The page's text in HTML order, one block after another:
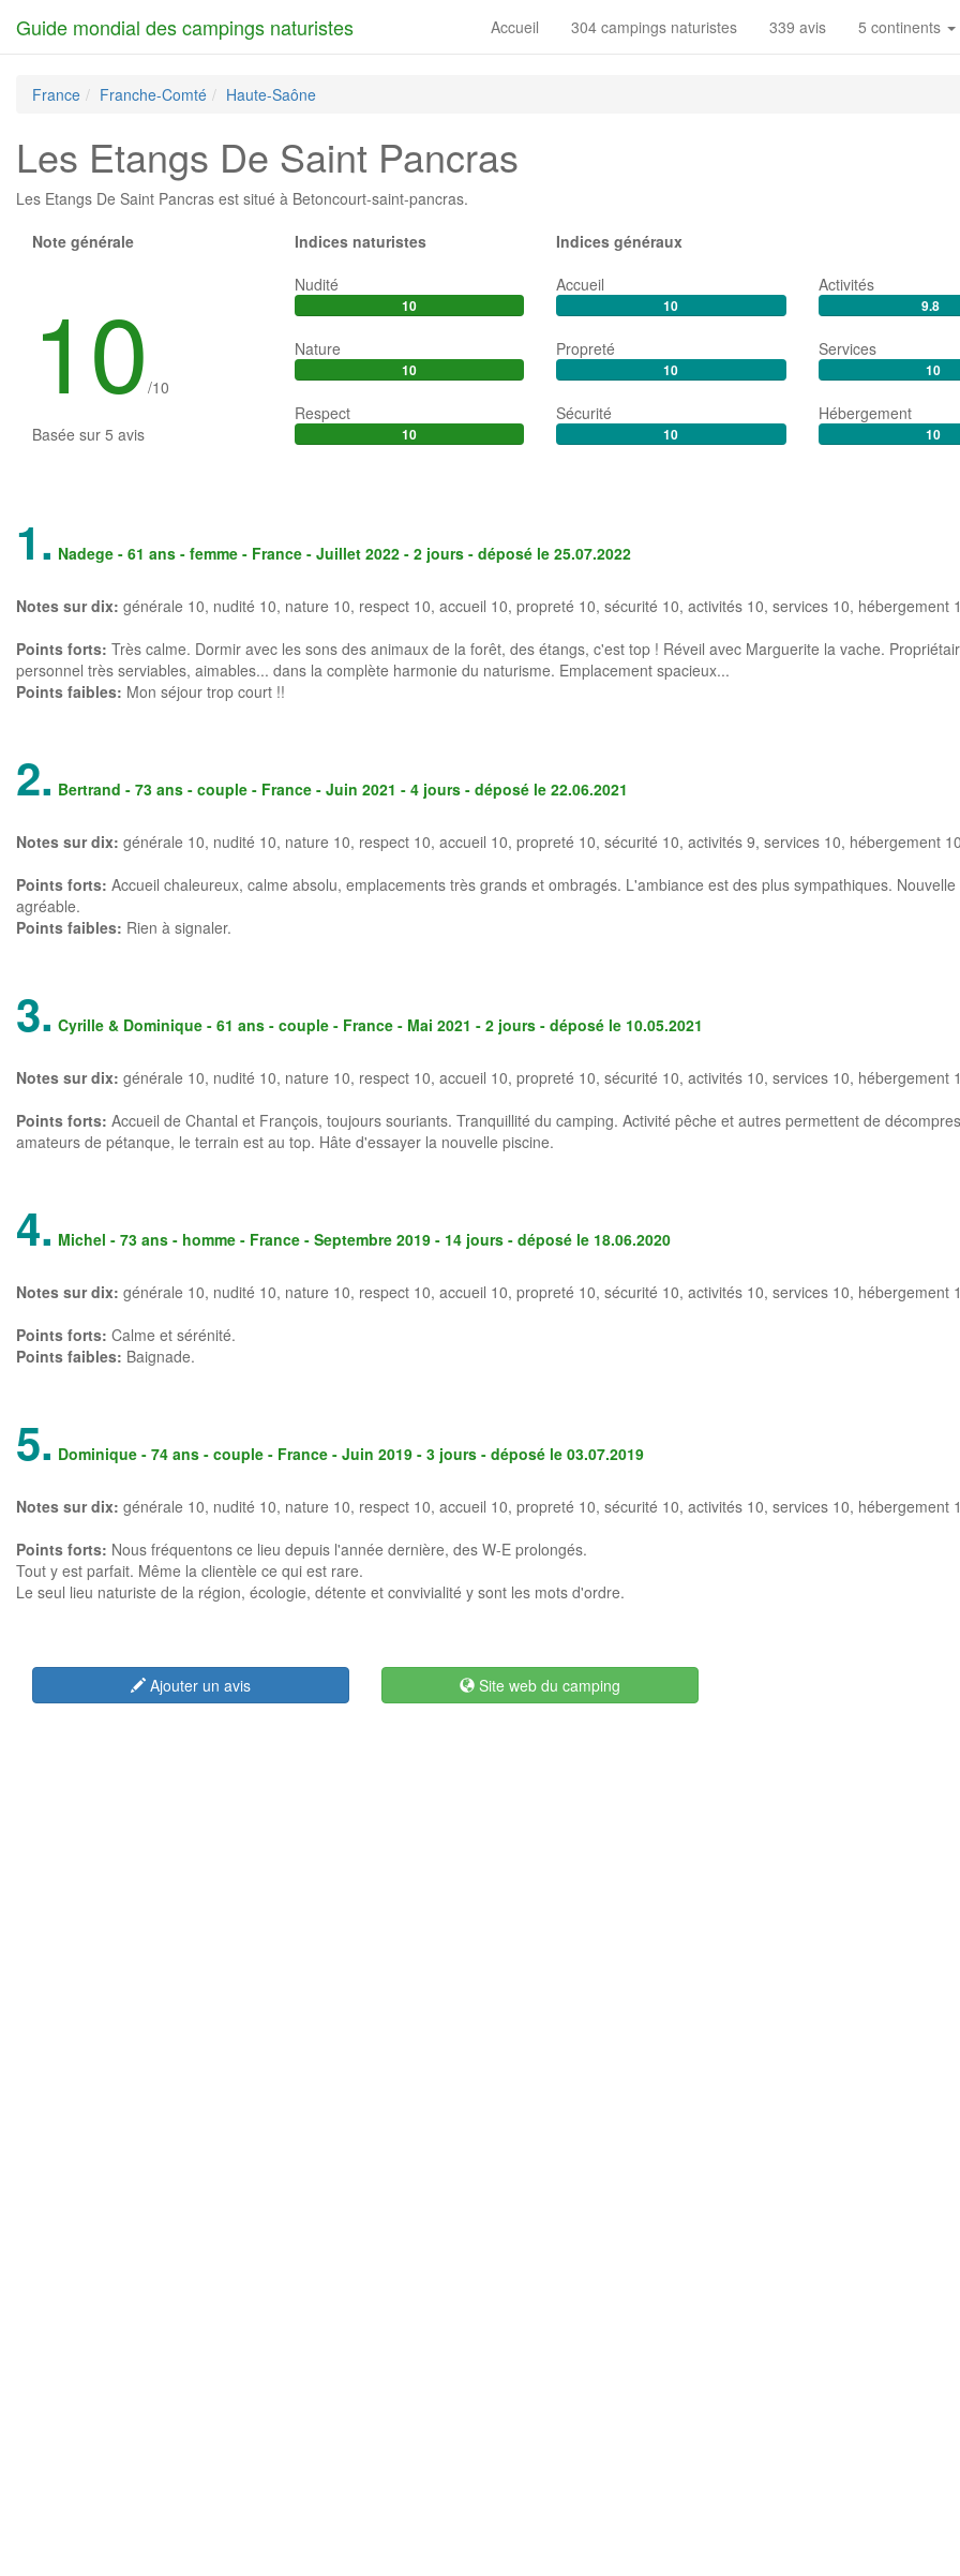
Guide mondial des campings naturistes Accueil 304 campings naturistes 339 avis 5 continents
France Franche-Comté Haute-Saône
Les Etangs De Saint Pancras
Les Etangs De Saint Pancras est situé à Betoncourt-saint-pancras.
Note générale
10 /10
Basée sur 5 avis
Indices naturistes
Nudité
10
Nature
10
Respect
10
Indices généraux
Accueil
10
Propreté
10
Sécurité
10
Activités
9.8
Services
10
Hébergement
10
1. Nadege - 61 ans - femme - France - Juillet 2022 - 2 jours - déposé le 25.07.2022
Notes sur dix: générale 10, nudité 10, nature 10, respect 10, accueil 10, propreté 10, sécurité 10, activités 10, services 10, hébergement
Points forts: Très calme. Dormir avec les sons des animaux de la forêt, des étangs, c'est top ! Réveil avec Marguerite la vache.
personnel très serviables, aimables... dans la complète harmonie du naturisme. Emplacement spacieux...
Points faibles: Mon séjour trop court !!
2. Bertrand - 73 ans - couple - France - Juin 2021 - 4 jours - déposé le 22.06.2021
Notes sur dix: générale 10, nudité 10, nature 10, respect 10, accueil 10, propreté 10, sécurité 10, activités 9, services 10, hébergement
Points forts: Accueil chaleureux, calme absolu, emplacements très grands et ombragés. L'ambiance est des plus sympathiques.
agréable.
Points faibles: Rien à signaler.
3. Cyrille & Dominique - 61 ans - couple - France - Mai 2021 - 2 jours - déposé le 10.05.2021
Notes sur dix: générale 10, nudité 10, nature 10, respect 10, accueil 10, propreté 10, sécurité 10, activités 10, services 10, hébergement
Points forts: Accueil de Chantal et François, toujours souriants. Tranquillité du camping. Activité pêche et autres permettent de
amateurs de pétanque, le terrain est au top. Hâte d'essayer la nouvelle piscine.
4. Michel - 73 ans - homme - France - Septembre 2019 - 14 jours - déposé le 18.06.2020
Notes sur dix: générale 10, nudité 10, nature 10, respect 10, accueil 10, propreté 10, sécurité 10, activités 10, services 10, hébergement
Points forts: Calme et sérénité.
Points faibles: Baignade.
5. Dominique - 74 ans - couple - France - Juin 2019 - 3 jours - déposé le 03.07.2019
Notes sur dix: générale 10, nudité 10, nature 10, respect 10, accueil 10, propreté 10, sécurité 10, activités 10, services 10, hébergement
Points forts: Nous fréquentons ce lieu depuis l'année dernière, des W-E prolongés.
Tout y est parfait. Même la clientèle ce qui est rare.
Le seul lieu naturiste de la région, écologie, détente et convivialité y sont les mots d'ordre.
Ajouter un avis Site web du camping